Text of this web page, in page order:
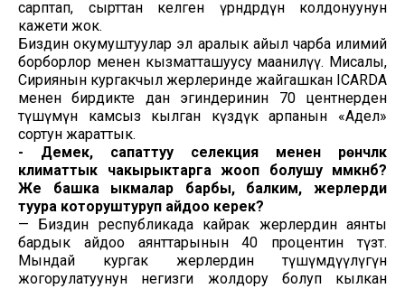
сарптап, сырттан келген үрөндөрдүн колдонуунун
кажети жок.
Биздин окумуштуулар эл аралык айыл чарба илимий
борборлор менен кызматташуусу маанилүү. Мисалы,
Сириянын кургакчыл жерлеринде жайгашкан ICARDA
менен бирдикте дан эгиндеринин 70 центнерден
түшүмүн камсыз кылган күздүк арпанын «Адел»
сортун жараттык.
- Демек, сапаттуу селекция менен үрөнчүлүк
климаттык чакырыктарга жооп болушу мүмкүнбү?
Же башка ыкмалар барбы, балким,
жерлерди
туура которуштуруп айдоо керек?
— Биздин республикада кайрак жерлердин аянты
бардык айдоо аянттарынын 40 процентин түзөт.
Мындай кургак жерлердин түшүмдүүлүгүн
жогорулатуунун негизги жолдору болуп кылкан